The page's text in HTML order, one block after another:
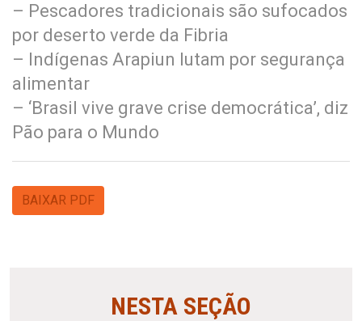
– Pescadores tradicionais são sufocados
por deserto verde da Fibria
– Indígenas Arapiun lutam por segurança
alimentar
– ‘Brasil vive grave crise democrática’, diz
Pão para o Mundo
BAIXAR PDF
NESTA SEÇÃO